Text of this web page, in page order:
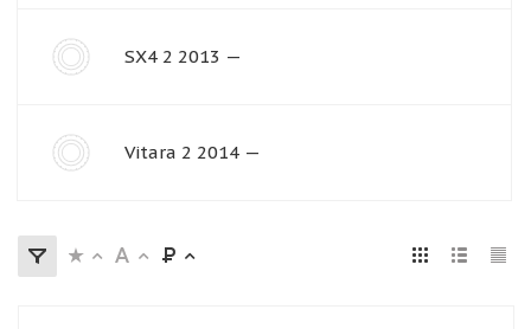
SX4 2 2013 —
Vitara 2 2014 —